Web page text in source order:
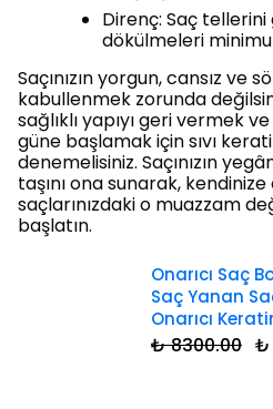
Direnç: Saç
dökülmeleri
Saçınızın yorgun, cansız ve
kabullenmek zorunda
sağlıklı yapıyı geri vermek
güne başlamak için sıvı
denemelisiniz. Saçınızın
taşını ona sunarak,
saçlarınızdaki o muazzam
başlatın.
Onarıcı Saç
Saç Yanan
Onarıcı
₺ 8300.00 ₺